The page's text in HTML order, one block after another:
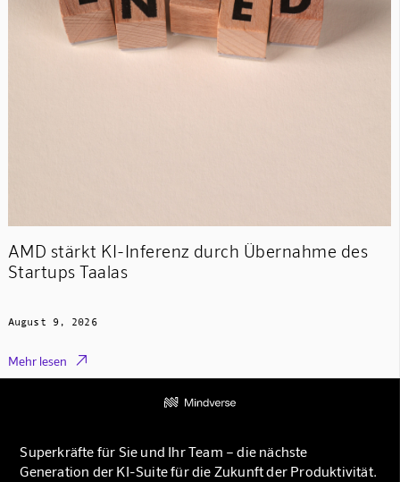
AMD stärkt KI-Inferenz durch Übernahme des
Startups Taalas
August 9, 2026
Mehr lesen 
Superkräfte für Sie und Ihr Team – die nächste
Generation der KI-Suite für die Zukunft der Produktivität.